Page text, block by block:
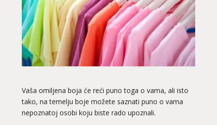
Vaša omiljena boja će reći puno toga o vama, ali isto
tako, na temelju boje možete saznati puno o vama
nepoznatoj osobi koju biste rado upoznali.